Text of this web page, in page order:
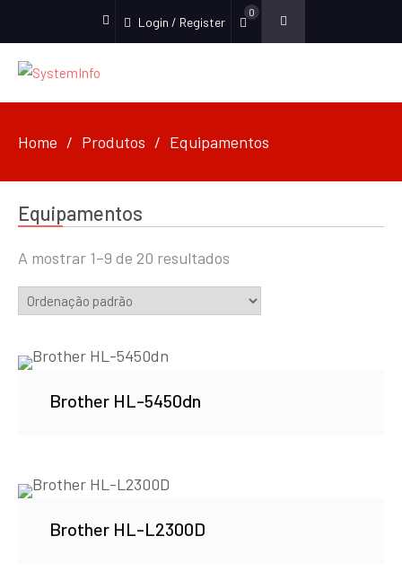
facebook
Login / Register
0
Home Produtos Equipamentos
Equipamentos
A mostrar 1–9 de 20 resultados
Brother HL-5450dn
Brother HL-L2300D